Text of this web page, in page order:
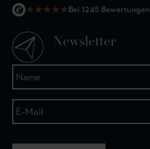
★★★★★Bei 1245 Bewertungen
Newsletter